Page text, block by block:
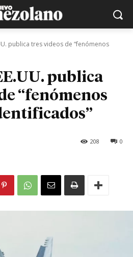
publica tres videos de “fenómenos
publica
“fenómenos
0
208